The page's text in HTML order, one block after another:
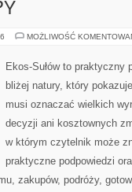
MOŻLIWOŚĆ
Ekos-Sułów to praktyczny
bliżej natury, który
musi oznaczać wielkich
decyzji ani kosztownych
w którym czytelnik może
praktyczne podpowiedzi
zakupów, podróży,